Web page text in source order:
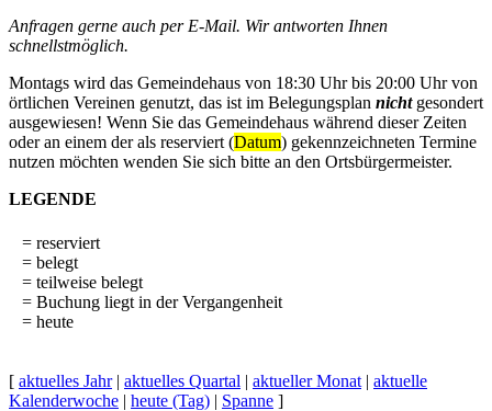
Anfragen gerne auch per E-Mail. Wir antworten Ihnen
schnellstmöglich.
Montags wird das Gemeindehaus von 18:30 Uhr bis 20:00 Uhr von
örtlichen Vereinen genutzt, das ist im Belegungsplan nichtgesondert
ausgewiesen! Wenn Sie das Gemeindehaus während dieser Zeiten
oder an einem der als reserviert (Datum) gekennzeichneten Termine
nutzen möchten wenden Sie sich bitte an den Ortsbürgermeister.
LEGENDE
= reserviert
= belegt
= teilweise belegt
= Buchung liegt in der Vergangenheit
= heute
[ aktuelles Jahr| aktuelles Quartal | aktueller Monat | aktuelle
Kalenderwoche | heute (Tag) | Spanne ]